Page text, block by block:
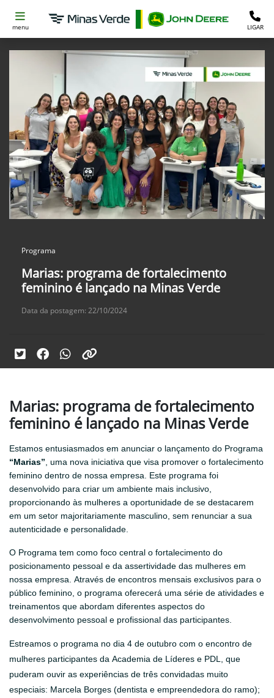
menu LIGAR
Programa
Marias: programa de fortalecimento
feminino é lançado na Minas Verde
Data da postagem: 22/10/2024
Marias: programa de fortalecimento
feminino é lançado na Minas Verde
Estamos entusiasmados em anunciar o lançamento do Programa
“Marias” , uma nova iniciativa que visa promover o fortalecimento
feminino dentro de nossa empresa. Este programa foi
desenvolvido para criar um ambiente mais inclusivo,
proporcionando às mulheres a oportunidade de se destacarem
em um setor majoritariamente masculino, sem renunciar a sua
autenticidade e personalidade.
O Programa tem como foco central o fortalecimento do
posicionamento pessoal e da assertividade das mulheres em
nossa empresa. Através de encontros mensais exclusivos para o
público feminino, o programa oferecerá uma série de atividades e
treinamentos que abordam diferentes aspectos do
desenvolvimento pessoal e profissional das participantes.
Estreamos o programa no dia 4 de outubro com o encontro de
mulheres participantes da Academia de Líderes e PDL, que
puderam ouvir as experiências de três convidadas muito
especiais: Marcela Borges (dentista e empreendedora do ramo);